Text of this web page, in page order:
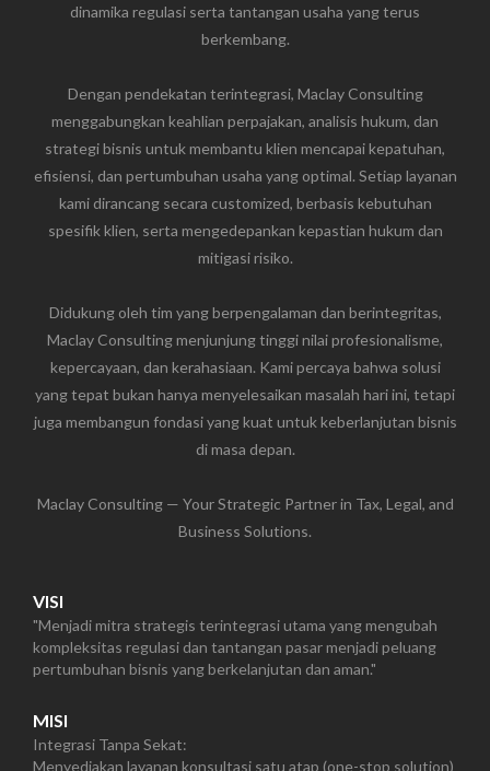
dinamika regulasi serta tantangan usaha yang terus
berkembang.
Dengan pendekatan terintegrasi, Maclay Consulting
menggabungkan keahlian perpajakan, analisis hukum, dan
strategi bisnis untuk membantu klien mencapai kepatuhan,
efisiensi, dan pertumbuhan usaha yang optimal. Setiap layanan
kami dirancang secara customized, berbasis kebutuhan
spesifik klien, serta mengedepankan kepastian hukum dan
mitigasi risiko.
Didukung oleh tim yang berpengalaman dan berintegritas,
Maclay Consulting menjunjung tinggi nilai profesionalisme,
kepercayaan, dan kerahasiaan. Kami percaya bahwa solusi
yang tepat bukan hanya menyelesaikan masalah hari ini, tetapi
juga membangun fondasi yang kuat untuk keberlanjutan bisnis
di masa depan.
Maclay Consulting — Your Strategic Partner in Tax, Legal, and
Business Solutions.
VISI
"Menjadi mitra strategis terintegrasi utama yang mengubah
kompleksitas regulasi dan tantangan pasar menjadi peluang
pertumbuhan bisnis yang berkelanjutan dan aman."
MISI
Integrasi Tanpa Sekat:
Menyediakan layanan konsultasi satu atap (one-stop solution)